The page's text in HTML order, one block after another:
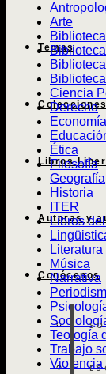
Temas
Colecciones
Libros
Autoras y
Conócenos
Arte
Ciencia
Derecho
Ética
Filosofía
Geografía
Historia
ITER
Libros
Literatura
Música
Narrativa
Teología
Trabajo
Violencia